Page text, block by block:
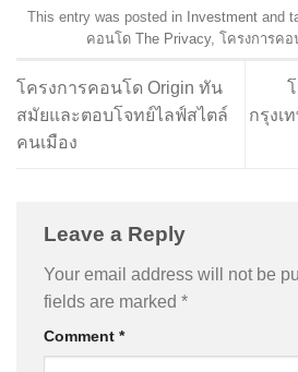
This entry was posted in Investment and
คอนโด The Privacy, โครงการคอ
โครงการคอนโด Origin ทัน
สมัยและตอบโจทย์ไลฟ์สไตล์
คนเมือง
กรุงเ
Leave a Reply
Your email address will not be
fields are marked *
Comment *